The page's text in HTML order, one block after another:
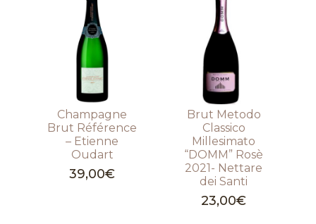
Champagne
Brut Référence
– Etienne
Oudart
39,00€
Brut Metodo
Classico
Millesimato
“DOMM” Rosè
2021- Nettare
dei Santi
23,00€